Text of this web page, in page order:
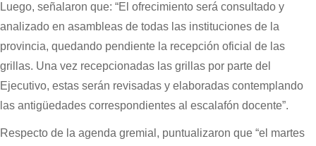
Luego, señalaron que: “El ofrecimiento será consultado y
analizado en asambleas de todas las instituciones de la
provincia, quedando pendiente la recepción oficial de las
grillas. Una vez recepcionadas las grillas por parte del
Ejecutivo, estas serán revisadas y elaboradas contemplando
las antigüedades correspondientes al escalafón docente”.
Respecto de la agenda gremial, puntualizaron que “el martes